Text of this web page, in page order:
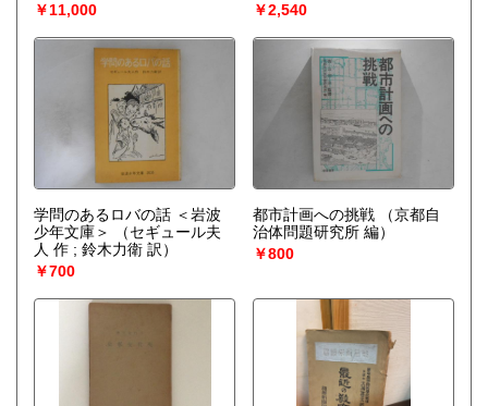
￥11,000
￥2,540
学問のあるロバの話 ＜岩波
少年文庫＞
（セギュール夫
人 作 ; 鈴木力衛 訳）
￥700
都市計画への挑戦
（京都自
治体問題研究所 編）
￥800